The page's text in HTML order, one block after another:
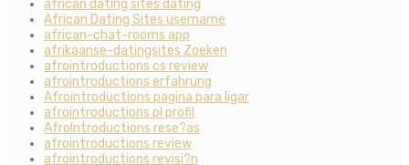
african dating sites dating
African Dating Sites username
african-chat-rooms app
afrikaanse-datingsites Zoeken
afrointroductions cs review
afrointroductions erfahrung
Afrointroductions pagina para ligar
afrointroductions pl profil
AfroIntroductions rese?as
afrointroductions review
afrointroductions revisi?n